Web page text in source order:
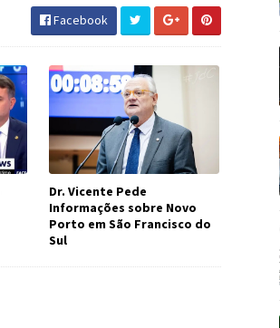
Facebook
Dr. Vicente Pede
Informações sobre Novo
Porto em São Francisco do
Sul